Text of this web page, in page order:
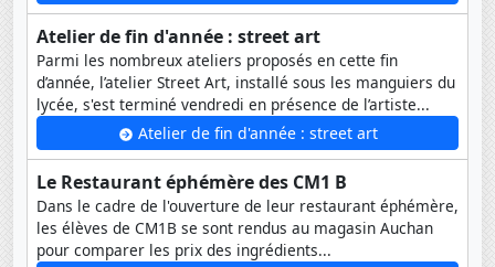
Atelier de fin d'année : street art
Parmi les nombreux ateliers proposés en cette fin
d’année, l’atelier Street Art, installé sous les manguiers du
lycée, s'est terminé vendredi en présence de l’artiste...
Atelier de fin d'année : street art
Le Restaurant éphémère des CM1 B
Dans le cadre de l'ouverture de leur restaurant éphémère,
les élèves de CM1B se sont rendus au magasin Auchan
pour comparer les prix des ingrédients...